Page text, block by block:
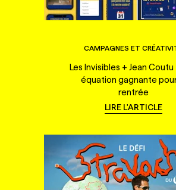
CAMPAGNES ET
Les Invisibles + Jean Coutu
équation gagnante
rentrée
LIRE L'ARTICLE